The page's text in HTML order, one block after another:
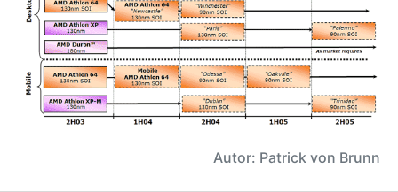
Autor: Patrick von Brunn